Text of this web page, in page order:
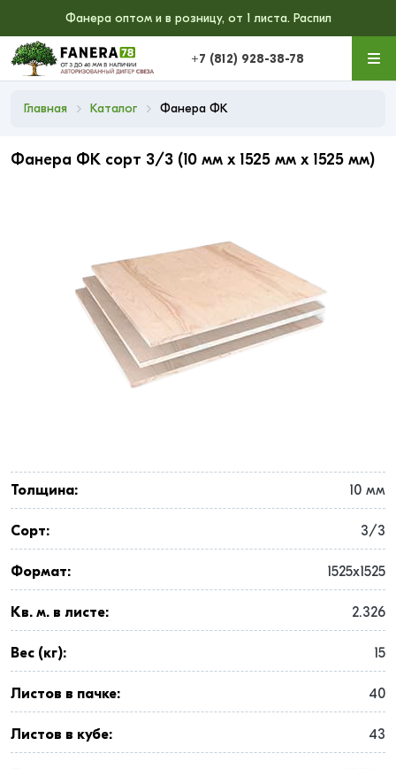
Фанера оптом и в розницу, от 1 листа. Распил
+7 (812) 928-38-78
Главная Каталог Фанера ФК
Фанера ФК сорт 3/3 (10 мм x 1525 мм x 1525 мм)
Толщина: 10 мм
Сорт: 3/3
Формат: 1525x1525
Кв. м. в листе: 2.326
Вес (кг): 15
Листов в пачке: 40
Листов в кубе: 43